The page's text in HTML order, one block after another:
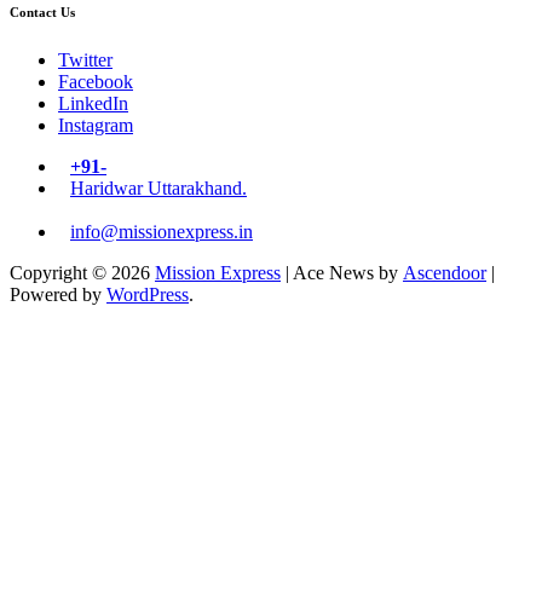
Contact Us
Twitter
Facebook
LinkedIn
Instagram
+91-
Haridwar Uttarakhand.
info@missionexpress.in
Copyright © 2026 Mission Express | Ace News by Ascendoor|
Powered by WordPress.